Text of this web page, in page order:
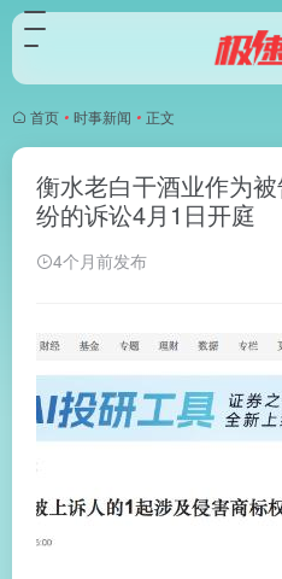
首页 • 时事新闻 • 正文
衡水老白干酒业作为
纷的诉讼4月1日开庭
4个月前发布